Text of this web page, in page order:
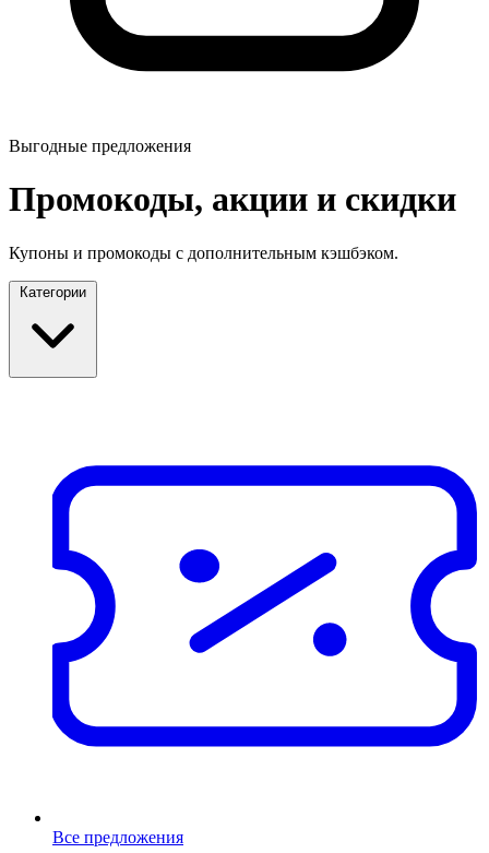
Выгодные предложения
Промокоды, акции и скидки
Купоны и промокоды с дополнительным кэшбэком.
Категории
Все предложения